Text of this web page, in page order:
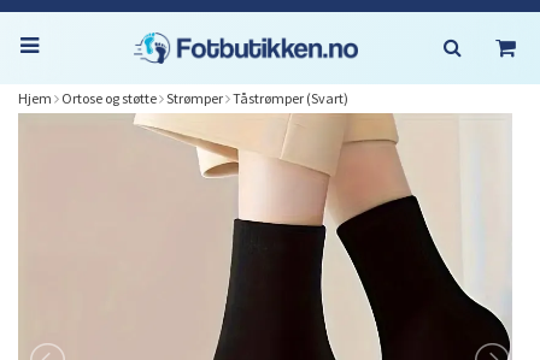
Hjem Ortose og støtte Strømper Tåstrømper (Svart)